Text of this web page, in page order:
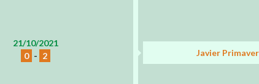
21/10/2021
0 - 2 Javier